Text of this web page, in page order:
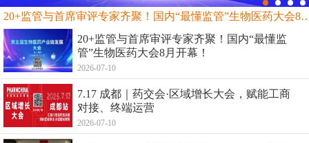
20+监管与首席审评专家齐聚！国内“最
20+监管与首席审评专家齐聚！国内“最懂监
管”生物医药大会8月开幕！
2026-07-10
7.17 成都｜药交会·区域增长大会，赋能工商
对接、终端运营
2026-07-10